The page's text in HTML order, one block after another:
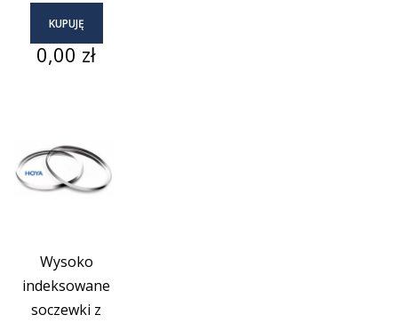
KUPUJĘ
Cena
0,00 zł
Wysoko
indeksowane
soczewki z